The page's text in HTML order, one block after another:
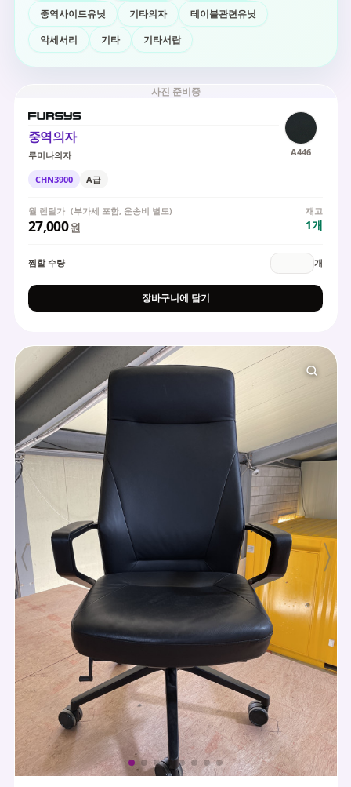
중역사이드유닛
기타의자
테이블관련유닛
악세서리
기타 기타서랍
사진 준비중
중역의자
루미나의자 A446
CHN3900 A급
월 렌탈가 (부가세 포함, 운송비 별도)
27,000원
재고
1개
찜할 수량 개
장바구니에 담기